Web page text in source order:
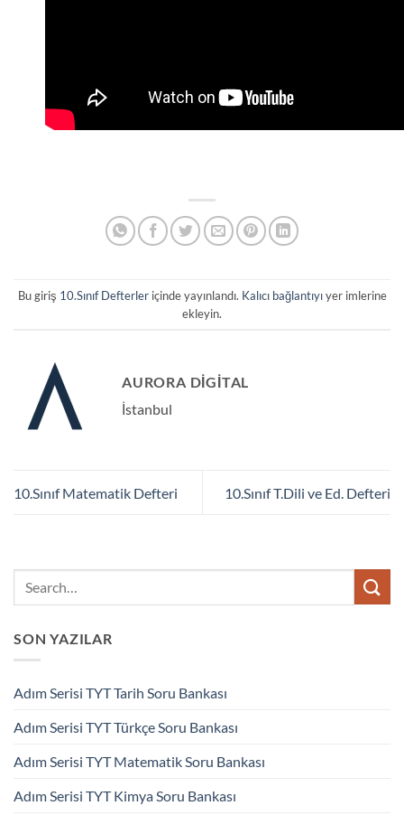
Bu giriş 10.Sınıf Defterleriçinde yayınlandı. Kalıcı bağlantıyıyer imlerine
ekleyin.
AURORA DIGITAL
İstanbul
10.Sınıf Matematik Defteri 10.Sınıf T.Dili ve Ed. Defteri
SON YAZILAR
Adım Serisi TYT Tarih Soru Bankası
Adım Serisi TYT Türkçe Soru Bankası
Adım Serisi TYT Matematik Soru Bankası
Adım Serisi TYT Kimya Soru Bankası